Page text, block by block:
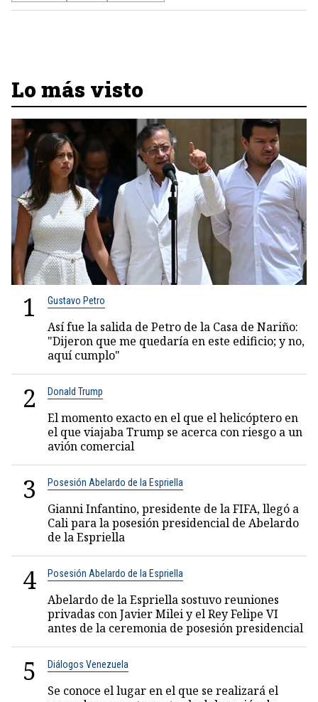
Lo más visto
1 Gustavo Petro
Así fue la salida de Petro de la Casa de Nariño:
"Dijeron que me quedaría en este edificio; y no,
aquí cumplo"
2 Donald Trump
El momento exacto en el que el helicóptero en
el que viajaba Trump se acerca con riesgo a un
avión comercial
3 Posesión Abelardo de la Espriella
Gianni Infantino, presidente de la FIFA, llegó a
Cali para la posesión presidencial de Abelardo
de la Espriella
4 Posesión Abelardo de la Espriella
Abelardo de la Espriella sostuvo reuniones
privadas con Javier Milei y el Rey Felipe VI
antes de la ceremonia de posesión presidencial
5 Diálogos Venezuela
Se conoce el lugar en el que se realizará el